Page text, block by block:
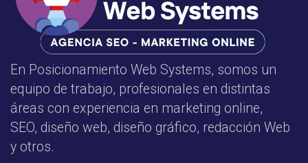
En Posicionamiento Web Systems, somos un
equipo de trabajo, profesionales en distintas
áreas con experiencia en marketing online,
SEO, diseño web, diseño gráfico, redacción Web
y otros.